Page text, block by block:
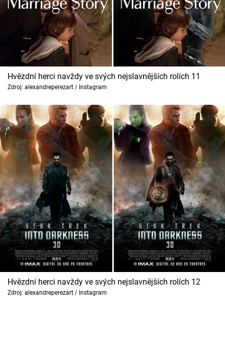
Hvězdní herci navždy ve svých nejslavnějších rolích 11
Zdroj: alexandreperezart / Instagram
Hvězdní herci navždy ve svých nejslavnějších rolích 12
Zdroj: alexandreperezart / Instagram